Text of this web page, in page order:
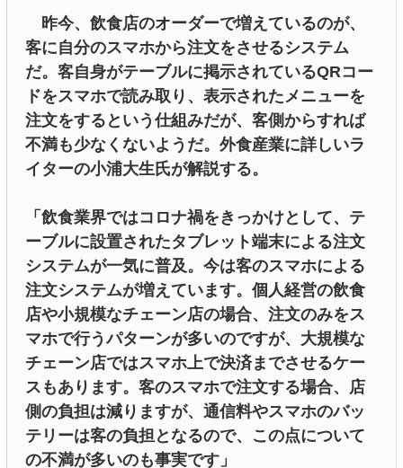
昨今、飲食店のオーダーで増えているのが、
客に自分のスマホから注文をさせるシステム
だ。客自身がテーブルに掲示されているQRコー
ドをスマホで読み取り、表示されたメニューを
注文をするという仕組みだが、客側からすれば
不満も少なくないようだ。外食産業に詳しいラ
イターの小浦大生氏が解説する。
「飲食業界ではコロナ禍をきっかけとして、テ
ーブルに設置されたタブレット端末による注文
システムが一気に普及。今は客のスマホによる
注文システムが増えています。個人経営の飲食
店や小規模なチェーン店の場合、注文のみをス
マホで行うパターンが多いのですが、大規模な
チェーン店ではスマホ上で決済までさせるケー
スもあります。客のスマホで注文する場合、店
側の負担は減りますが、通信料やスマホのバッ
テリーは客の負担となるので、この点について
の不満が多いのも事実です」